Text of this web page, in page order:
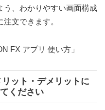
う、わかりやすい画面構成
文できます。
FX アプリ 使い方」
ット・デメリットに
ください